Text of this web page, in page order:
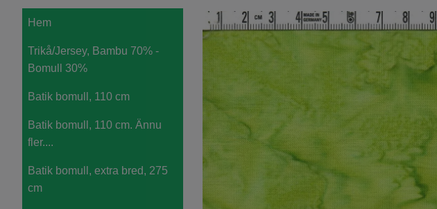
Hem
Trikå/Jersey, Bambu 70% -
Bomull 30%
Batik bomull, 110 cm
Batik bomull, 110 cm. Ännu
fler....
Batik bomull, extra bred, 275
cm